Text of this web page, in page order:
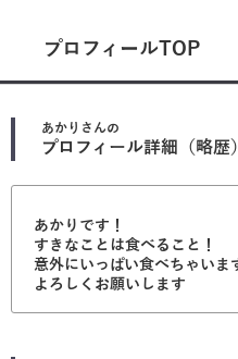
プロフィールTOP
あかり さんの
プロフィール詳細（略歴）
あかりです！
すきなことは食べること！
意外にいっぱい食べちゃいま
よろしくお願いします